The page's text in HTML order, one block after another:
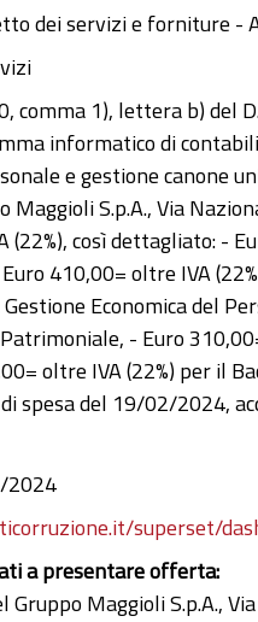
dei servizi e forniture -
comma 1), lettera b) del
informatico di
e gestione canone
Maggioli S.p.A., Via
così dettagliato: -
410,00= oltre IVA
Economica del
- Euro
oltre IVA (22%) per il
spesa del 19/02/2024,
2024
superset/
a presentare offerta:
Gruppo Maggioli S.p.A.,